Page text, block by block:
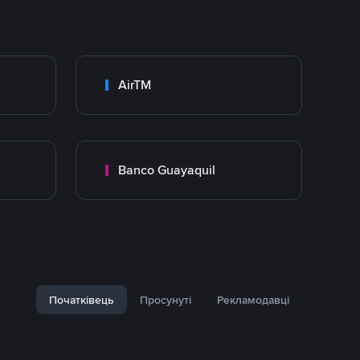
AirTM
Banco Guayaquil
Початківець Просунуті Рекламодавці